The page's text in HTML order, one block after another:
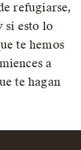
refugiarse,
si esto lo
te hemos
a
te hagan